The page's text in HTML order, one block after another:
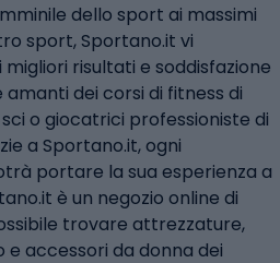
dello sport ai massimi
sport, Sportano.it vi
risultati e soddisfazione
dei corsi di fitness di
o giocatrici professioniste di
a Sportano.it, ogni
portare la sua esperienza a
è un negozio online di
trovare attrezzature,
accessori da donna dei